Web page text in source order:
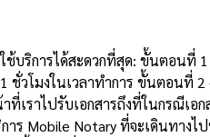
ริการได้สะดวกที่สุด: ขั้นตอนที่
ชั่วโมงในเวลาทำการ ขั้นตอน
าที่เราไปรับเอกสารถึงที่ในกร
ร Mobile Notary ที่จะเดินทา